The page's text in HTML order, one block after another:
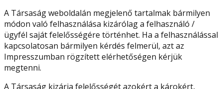
A Társaság weboldalán megjelenő tartalmak bármilyen
módon való felhasználása kizárólag a felhasználó /
ügyfél saját felelősségére történhet. Ha a felhasználással
kapcsolatosan bármilyen kérdés felmerül, azt az
Impresszumban rögzített elérhetőségen kérjük
megtenni.
A Társaság kizárja felelősségét azokért a károkért,